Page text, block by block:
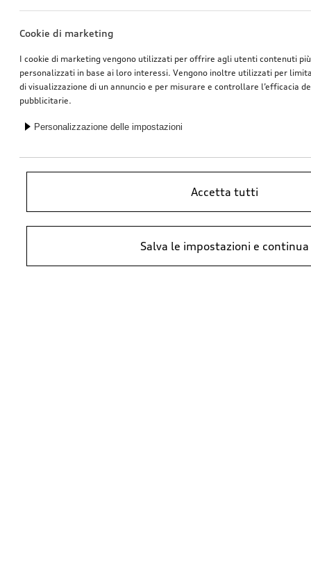
IVA inclusa. I prezzi presso il concessionario Audi potrebbero differire;
Audi necessari.
Cookie di marketing
I cookie di marketing vengono utilizzati per offrire agli utenti contenuti
personalizzati in base ai loro interessi. Vengono inoltre utilizzati per
di visualizzazione di un annuncio e per misurare e controllare l’efficacia
pubblicitarie.
Personalizzazione delle impostazioni
Accetta tutti
Salva le impostazioni e continua